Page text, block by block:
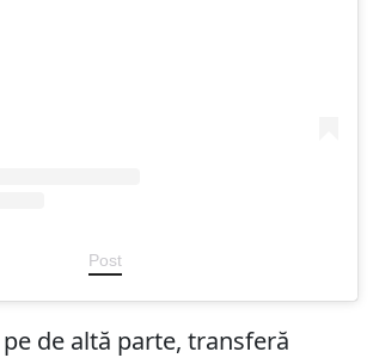
Post
de altă parte, transferă